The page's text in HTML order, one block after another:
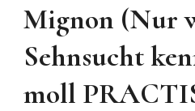
Mignon (Nur
Sehnsucht
moll